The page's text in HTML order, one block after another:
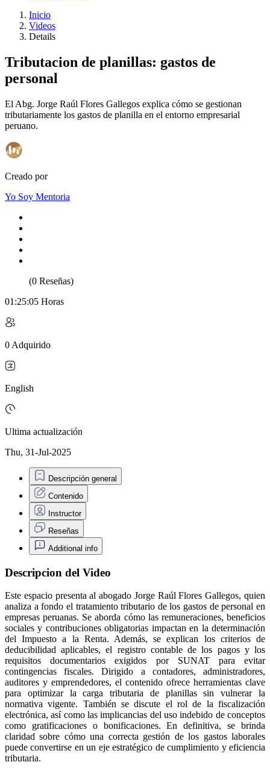
Inicio
Videos
Details
Tributacion de planillas: gastos de
personal
El Abg. Jorge Raúl Flores Gallegos explica cómo se gestionan
tributariamente los gastos de planilla en el entorno empresarial
peruano.
Creado por
Yo Soy Mentoria
(0 Reseñas)
01:25:05 Horas
0 Adquirido
English
Ultima actualización
Thu, 31-Jul-2025
Descripción general
Contenido
Instructor
Reseñas
Additional info
Descripcion del Video
Este espacio presenta al abogado Jorge Raúl Flores Gallegos, quien
analiza a fondo el tratamiento tributario de los gastos de personal en
empresas peruanas. Se aborda cómo las remuneraciones, beneficios
sociales y contribuciones obligatorias impactan en la determinación
del Impuesto a la Renta. Además, se explican los criterios de
deducibilidad aplicables, el registro contable de los pagos y los
requisitos documentarios exigidos por SUNAT para evitar
contingencias fiscales. Dirigido a contadores, administradores,
auditores y emprendedores, el contenido ofrece herramientas clave
para optimizar la carga tributaria de planillas sin vulnerar la
normativa vigente. También se discute el rol de la fiscalización
electrónica, así como las implicancias del uso indebido de conceptos
como gratificaciones o bonificaciones. En definitiva, se brinda
claridad sobre cómo una correcta gestión de los gastos laborales
puede convertirse en un eje estratégico de cumplimiento y eficiencia
tributaria.